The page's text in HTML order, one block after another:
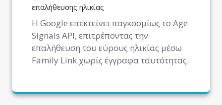
επαλήθευσης ηλικίας
Η Google επεκτείνει παγκοσμίως το Age
Signals API, επιτρέποντας την
επαλήθευση του εύρους ηλικίας μέσω
Family Link χωρίς έγγραφα ταυτότητας.